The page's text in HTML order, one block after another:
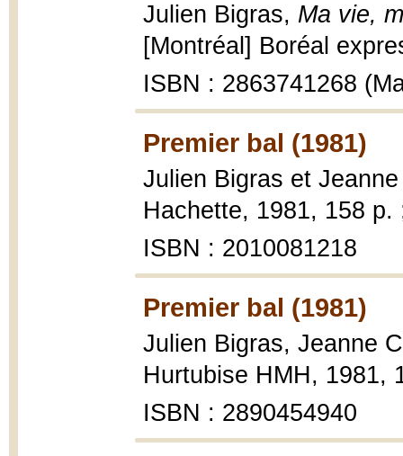
Julien Bigras, Ma vie,
[Montréal] Boréal
ISBN : 2863741268
Premier bal (1981)
Julien Bigras et
Hachette, 1981, 158 p.
ISBN : 2010081218
Premier bal (1981)
Julien Bigras, Jeanne
Hurtubise HMH, 1981,
ISBN : 2890454940